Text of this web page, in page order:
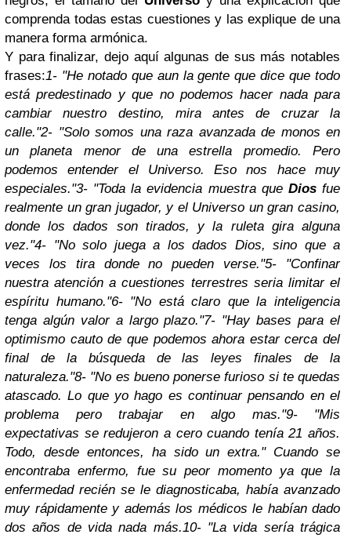
comprenda todas estas cuestiones y las explique de una
manera forma armónica.
Y para finalizar, dejo aquí algunas de sus más notables
frases:1- "He notado que aun la gente que dice que todo
está predestinado y que no podemos hacer nada para
cambiar nuestro destino, mira antes de cruzar la
calle."2- "Solo somos una raza avanzada de monos en
un planeta menor de una estrella promedio. Pero
podemos entender el Universo. Eso nos hace muy
especiales."3- "Toda la evidencia muestra que Diosfue
realmente un gran jugador, y el Universo un gran casino,
donde los dados son tirados, y la ruleta gira alguna
vez."4- "No solo juega a los dados Dios, sino que a
veces los tira donde no pueden verse."5- "Confinar
nuestra atención a cuestiones terrestres seria limitar el
espíritu humano."6- "No está claro que la inteligencia
tenga algún valor a largo plazo."7- "Hay bases para el
optimismo cauto de que podemos ahora estar cerca del
final de la búsqueda de las leyes finales de la
naturaleza."8- "No es bueno ponerse furioso si te quedas
atascado. Lo que yo hago es continuar pensando en el
problema pero trabajar en algo mas."9- "Mis
expectativas se redujeron a cero cuando tenía 21 años.
Todo, desde entonces, ha sido un extra." Cuando se
encontraba enfermo, fue su peor momento ya que la
enfermedad recién se le diagnosticaba, había avanzado
muy rápidamente y además los médicos le habían dado
dos años de vida nada más.10- "La vida sería trágica